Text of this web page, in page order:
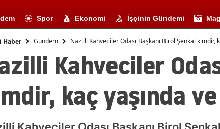
Ağrı
Ankara
Antalya
Spor Ekonomi İşçinin Gündemi
Haber Gündem Nazilli Kahveciler Odası Başkanı Birol Şenkal kimdir,
Kahveciler
kaç yaşında